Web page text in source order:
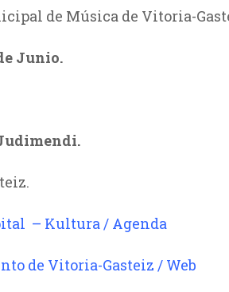
de Música de Vitoria-
Junio.
– Kultura / Agenda
de Vitoria-Gasteiz / Web